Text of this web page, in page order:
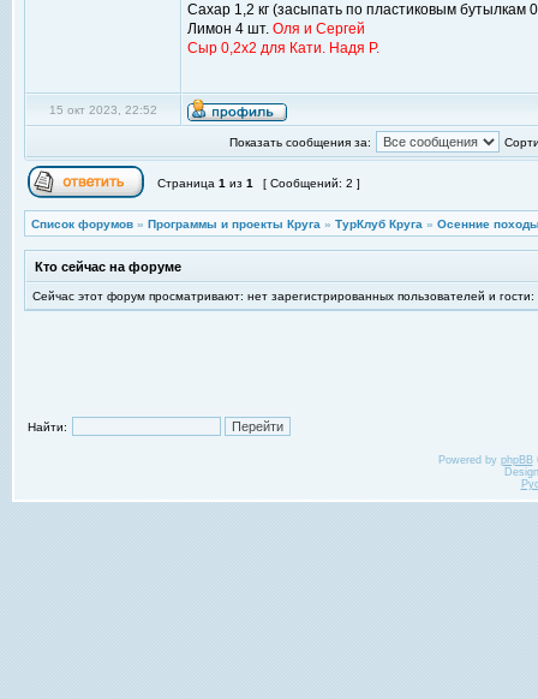
Сахар 1,2 кг (засыпать по пластиковым бутылкам
Лимон 4 шт. Оля и Сергей
Сыр 0,2х2 для Кати. Надя Р.
15 окт 2023, 22:52
Показать сообщения за:
Страница 1 из 1 [ Сообщений: 2 ]
Список форумов » Программы и проекты Круга » ТурКлуб Круга » Осенние
Кто сейчас на форуме
Сейчас этот форум просматривают: нет зарегистрированных пользователей и гости:
Найти:
Powered by phpBB